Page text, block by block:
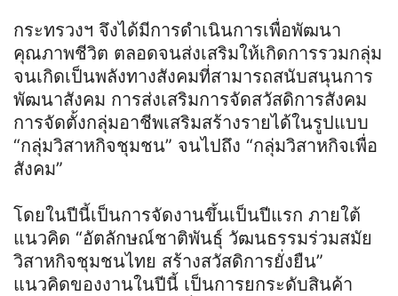
กระทรวงฯ จึงได้มีการดำเนินการเพื่อพัฒนา
คุณภาพชีวิต ตลอดจนส่งเสริมให้เกิดการรวมกลุ่ม
จนเกิดเป็นพลังทางสังคมที่สามารถสนับสนุนการ
พัฒนาสังคม การส่งเสริมการจัดสวัสดิการสังคม
การจัดตั้งกลุ่มอาชีพเสริมสร้างรายได้ในรูปแบบ
“กลุ่มวิสาหกิจชุมชน” จนไปถึง “กลุ่มวิสาหกิจเพื่อ
สังคม”
โดยในปีนี้เป็นการจัดงานขึ้นเป็นปีแรก ภายใต้
แนวคิด “อัตลักษณ์ชาติพันธุ์ วัฒนธรรมร่วมสมัย
วิสาหกิจชุมชนไทย สร้างสวัสดิการยั่งยืน”
แนวคิดของงานในปีนี้ เป็นการยกระดับสินค้า